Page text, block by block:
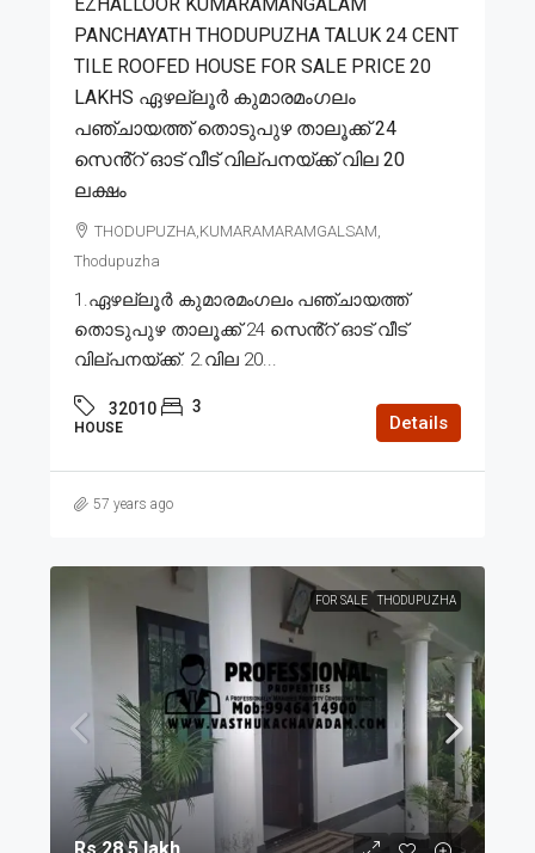
PANCHAYATH THODUPUZHA TALUK 24 CENT
TILE ROOFED HOUSE FOR SALE PRICE 20
LAKHS ഏഴല്ലൂർ കുമാരമംഗലം
പഞ്ചായത്ത് തൊടുപുഴ താലൂക്ക് 24
സെൻ്റ് ഓട് വീട് വില്പനയ്ക്ക് വില 20
ലക്ഷം
THODUPUZHA,KUMARAMARAMGALSAM,
Thodupuzha
1.ഏഴല്ലൂർ കുമാരമംഗലം പഞ്ചായത്ത്
തൊടുപുഴ താലൂക്ക് 24 സെൻ്റ് ഓട് വീട്
വില്പനയ്ക്ക്. 2.വില 20...
32010 3
HOUSE Details
57 years ago
FOR SALE THODUPUZHA
Rs.28.5 lakh